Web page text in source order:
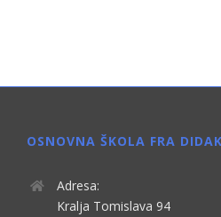
OSNOVNA ŠKOLA FRA
Adresa:
Kralja Tomislava 94